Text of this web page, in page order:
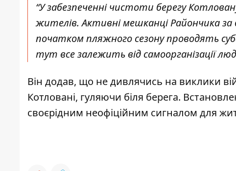
“У забезпеченні чистоти берегу
жителів. Активні мешканці Райончика
початком пляжного сезону проводять
тут все залежить від самоорганізації
Він додав, що не дивлячись на виклики
Котловані, гуляючи біля берега.
своєрідним неофіційним сигналом для